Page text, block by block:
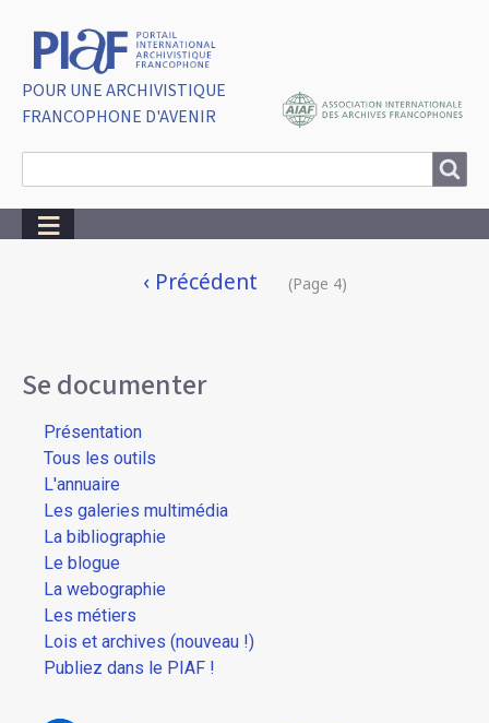
POUR UNE ARCHIVISTIQUE
FRANCOPHONE D'AVENIR
Page
‹ Précédent (Page 4)
Se documenter
Présentation
Tous les outils
L'annuaire
Les galeries multimédia
La bibliographie
Le blogue
La webographie
Les métiers
Lois et archives (nouveau !)
Publiez dans le PIAF !